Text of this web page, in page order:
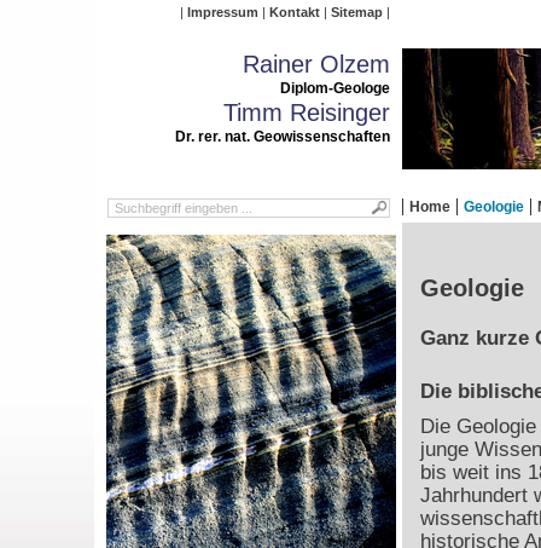
Impressum Kontakt Sitemap
Rainer Olzem
Diplom-Geologe
Timm Reisinger
Dr. rer. nat. Geowissenschaften
Home Geologie
Geologie
Ganz kurze
Die
Die
junge
bis weit ins
Jahrhundert
historische